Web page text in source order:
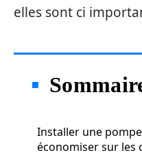
elles sont ci
Installer une
économiser sur les